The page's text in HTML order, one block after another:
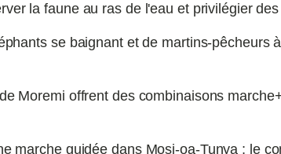
la faune au ras de l'eau et privilégier
se baignant et de martins-pêcheurs
Moremi offrent des combinaisons
marche guidée dans Mosi-oa-Tunya ; le